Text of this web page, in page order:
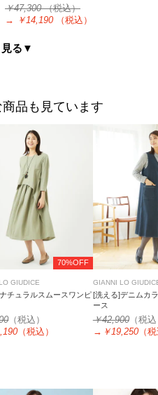
￥47,300（税込）
→
￥14,190 （税込）
見る▼
品も見ています
70%OFF
GIUDICE
チュラルスムースワンピ
（税込）
（税込）
GIANNI LO
[洗える]デニムカ
ース
￥42,900（税
→ ￥19,250（